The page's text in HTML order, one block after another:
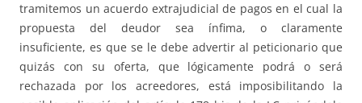
tramitemos un acuerdo extrajudicial de pagos en el cual la
propuesta del deudor sea ínfima, o claramente
insuficiente, es que se le debe advertir al peticionario que
quizás con su oferta, que lógicamente podrá o será
rechazada por los acreedores, está imposibilitando la